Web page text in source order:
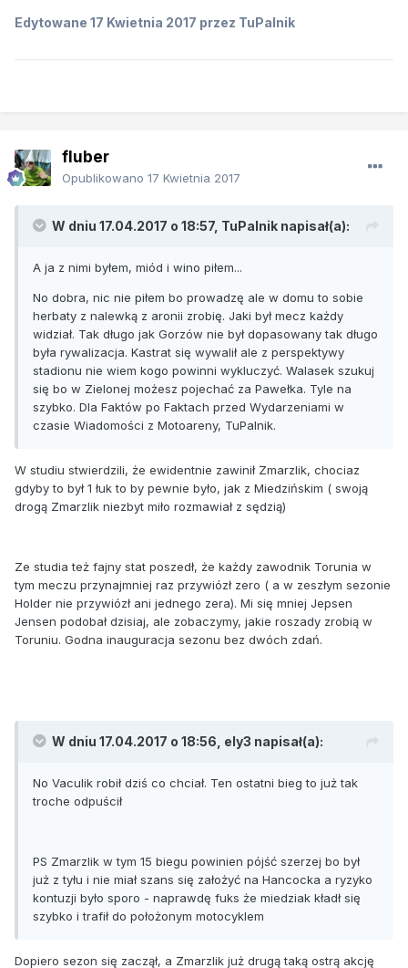
Edytowane 17 Kwietnia 2017 przez TuPalnik
fluber
Opublikowano 17 Kwietnia 2017
W dniu 17.04.2017 o 18:57, TuPalnik napisał(a):
A ja z nimi byłem, miód i wino piłem...
No dobra, nic nie piłem bo prowadzę ale w domu to sobie
herbaty z nalewką z aronii zrobię. Jaki był mecz każdy
widział. Tak długo jak Gorzów nie był dopasowany tak długo
była rywalizacja. Kastrat się wywalił ale z perspektywy
stadionu nie wiem kogo powinni wykluczyć. Walasek szukuj
się bo w Zielonej możesz pojechać za Pawełka. Tyle na
szybko. Dla Faktów po Faktach przed Wydarzeniami w
czasie Wiadomości z Motoareny, TuPalnik.
W studiu stwierdzili, że ewidentnie zawinił Zmarzlik, chociaz
gdyby to był 1 łuk to by pewnie było, jak z Miedzińskim ( swoją
drogą Zmarzlik niezbyt miło rozmawiał z sędzią)
Ze studia też fajny stat poszedł, że każdy zawodnik Torunia w
tym meczu przynajmniej raz przywiózł zero ( a w zeszłym sezonie
Holder nie przywiózł ani jednego zera). Mi się mniej Jepsen
Jensen podobał dzisiaj, ale zobaczymy, jakie roszady zrobią w
Toruniu. Godna inauguracja sezonu bez dwóch zdań.
W dniu 17.04.2017 o 18:56, ely3 napisał(a):
No Vaculik robił dziś co chciał. Ten ostatni bieg to już tak
troche odpuścił
PS Zmarzlik w tym 15 biegu powinien pójść szerzej bo był
już z tyłu i nie miał szans się założyć na Hancocka a ryzyko
kontuzji było sporo - naprawdę fuks że miedziak kładł się
szybko i trafił do położonym motocyklem
Dopiero sezon się zaczął, a Zmarzlik już drugą taką ostrą akcję